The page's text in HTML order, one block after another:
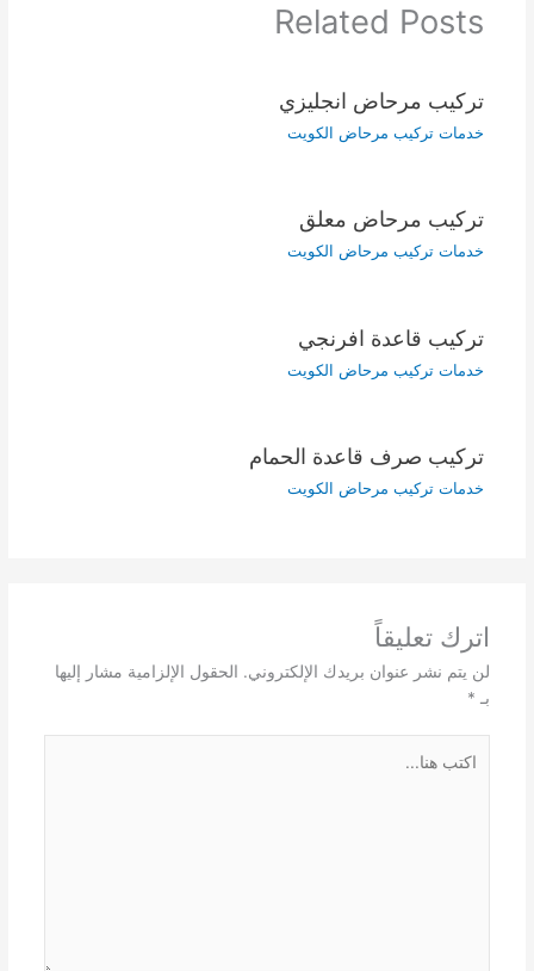
Related Posts
تركيب مرحاض انجليزي
خدمات تركيب مرحاض الكويت
تركيب مرحاض معلق
خدمات تركيب مرحاض الكويت
تركيب قاعدة افرنجي
خدمات تركيب مرحاض الكويت
تركيب صرف قاعدة الحمام
خدمات تركيب مرحاض الكويت
اترك تعليقاً
لن يتم نشر عنوان بريدك الإلكتروني. الحقول الإلزامية مشار إليها
بـ *
هنا...